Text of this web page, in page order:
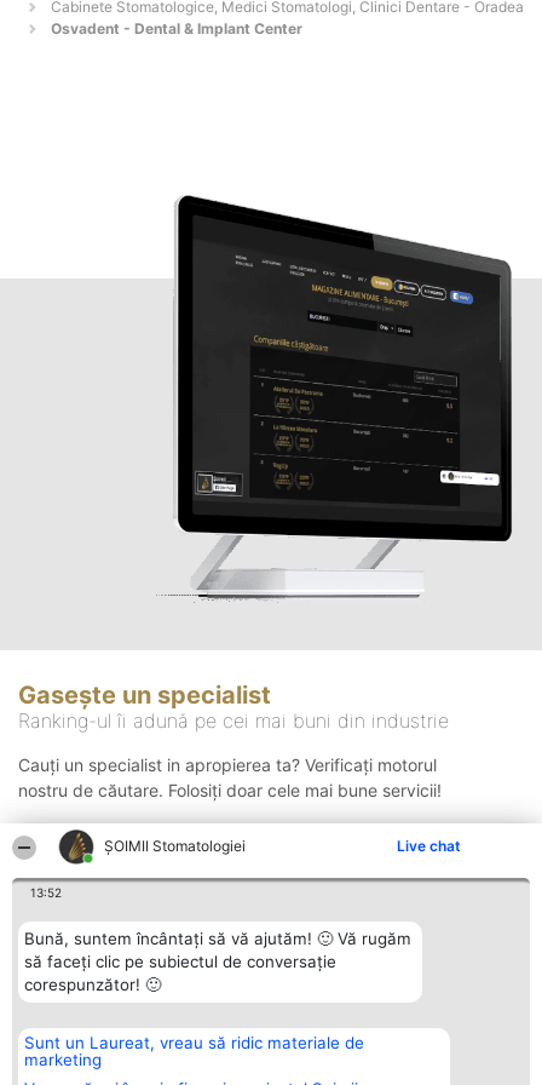
ȘOIMII Stomatologiei Live chat
13:52
Bună, suntem încântați să vă ajutăm! 🙂 Vă rugăm
să faceți clic pe subiectul de conversație
corespunzător! 🙂
Sunt un Laureat, vreau să ridic materiale de
marketing
Cabinete Stomatologice, Medici Stomatologi, Clinici Dentare - Oradea
Osvadent - Dental & Implant Center
Gasește un specialist
Ranking-ul îi adună pe cei mai buni din industrie
Cauți un specialist in apropierea ta? Verificați motorul
nostru de căutare. Folosiți doar cele mai bune servicii!
Organizator Ranking
BRIGHT SOLUTIONS BR SRL
Aleea Timisul De Sus 2 Bl. A30
Plebiscyt
Lista Tuturor
Contact